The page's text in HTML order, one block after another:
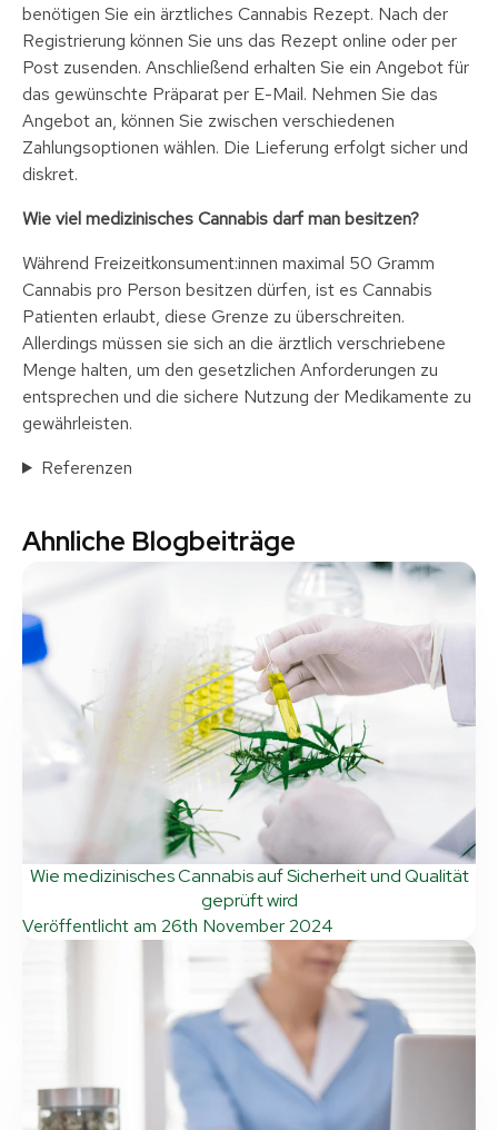
benötigen Sie ein ärztliches Cannabis Rezept. Nach der
Registrierung können Sie uns das Rezept online oder per
Post zusenden. Anschließend erhalten Sie ein Angebot für
das gewünschte Präparat per E-Mail. Nehmen Sie das
Angebot an, können Sie zwischen verschiedenen
Zahlungsoptionen wählen. Die Lieferung erfolgt sicher und
diskret.
Wie viel medizinisches Cannabis darf man besitzen?
Während Freizeitkonsument:innen maximal 50 Gramm
Cannabis pro Person besitzen dürfen, ist es Cannabis
Patienten erlaubt, diese Grenze zu überschreiten.
Allerdings müssen sie sich an die ärztlich verschriebene
Menge halten, um den gesetzlichen Anforderungen zu
entsprechen und die sichere Nutzung der Medikamente zu
gewährleisten.
Referenzen
Ahnliche Blogbeiträge
Wie medizinisches Cannabis auf Sicherheit und Qualität
geprüft wird
Veröffentlicht am 26th November 2024